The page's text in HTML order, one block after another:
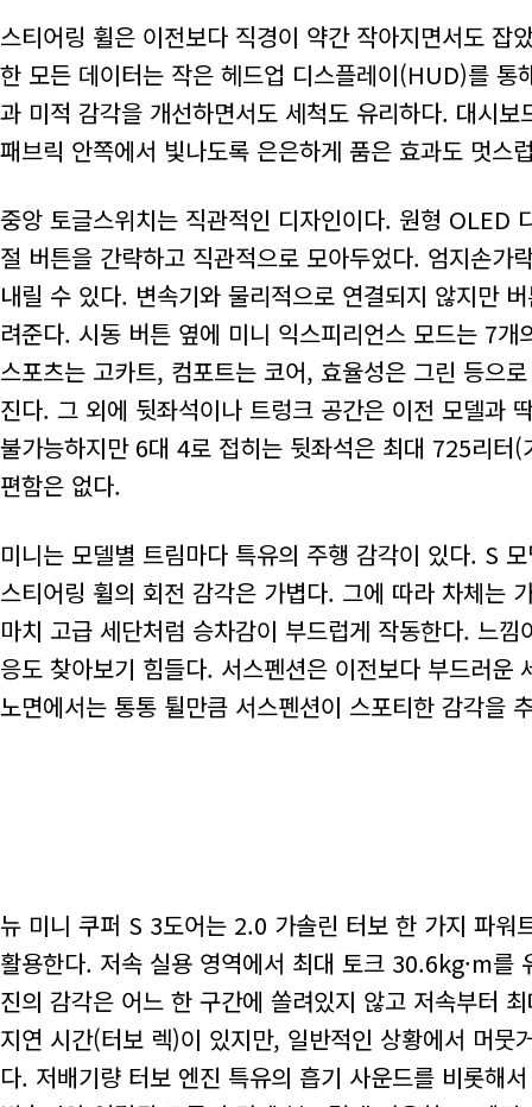
스티어링 휠은 이전보다 직경이 약간 작아지면서도
한 모든 데이터는 작은 헤드업 디스플레이(HUD)를 통
과 미적 감각을 개선하면서도 세척도 유리하다. 대시
패브릭 안쪽에서 빛나도록 은은하게 품은 효과도 멋스
중앙 토글스위치는 직관적인 디자인이다. 원형 OLED
절 버튼을 간략하고 직관적으로 모아두었다. 엄지손
내릴 수 있다. 변속기와 물리적으로 연결되지 않지만
려준다. 시동 버튼 옆에 미니 익스피리언스 모드는 7
스포츠는 고카트, 컴포트는 코어, 효율성은 그린 등으
진다. 그 외에 뒷좌석이나 트렁크 공간은 이전 모델과
불가능하지만 6대 4로 접히는 뒷좌석은 최대 725리
편함은 없다.
미니는 모델별 트림마다 특유의 주행 감각이 있다. S
스티어링 휠의 회전 감각은 가볍다. 그에 따라 차체는
마치 고급 세단처럼 승차감이 부드럽게 작동한다. 느
응도 찾아보기 힘들다. 서스펜션은 이전보다 부드러
노면에서는 통통 튈만큼 서스펜션이 스포티한 감각을
뉴 미니 쿠퍼 S 3도어는 2.0 가솔린 터보 한 가지 파워
활용한다. 저속 실용 영역에서 최대 토크 30.6kg·m를
진의 감각은 어느 한 구간에 쏠려있지 않고 저속부터
지연 시간(터보 렉)이 있지만, 일반적인 상황에서 머
다. 저배기량 터보 엔진 특유의 흡기 사운드를 비롯해